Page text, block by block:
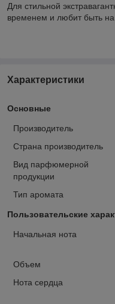
Для стильной
временем и любит быть
Характеристики
Основные
Производитель
Страна производитель
Вид парфюмерной
продукции
Тип аромата
Пользовательские
Начальная нота
Объем
Нота сердца